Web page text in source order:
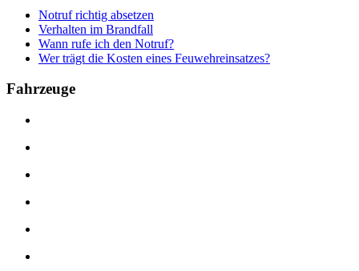
Notruf richtig absetzen
Verhalten im Brandfall
Wann rufe ich den Notruf?
Wer trägt die Kosten eines Feuwehreinsatzes?
Fahrzeuge